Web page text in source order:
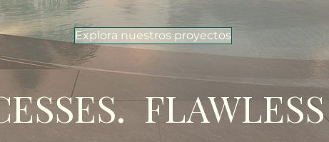
Explora nuestros proyectos